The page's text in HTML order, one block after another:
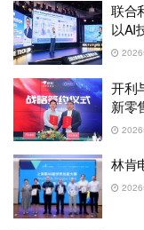
联合
以AI
2026
开利
新零
2026
林肯
2026